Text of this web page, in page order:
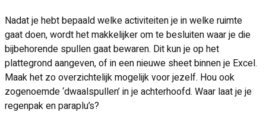
Nadat je hebt bepaald welke activiteiten je in welke ruimte
gaat doen, wordt het makkelijker om te besluiten waar je die
bijbehorende spullen gaat bewaren. Dit kun je op het
plattegrond aangeven, of in een nieuwe sheet binnen je Excel.
Maak het zo overzichtelijk mogelijk voor jezelf. Hou ook
zogenoemde ‘dwaalspullen’ in je achterhoofd. Waar laat je je
regenpak en paraplu’s?